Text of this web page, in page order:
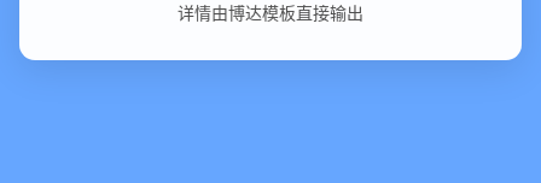
详情由博达模板直接输出